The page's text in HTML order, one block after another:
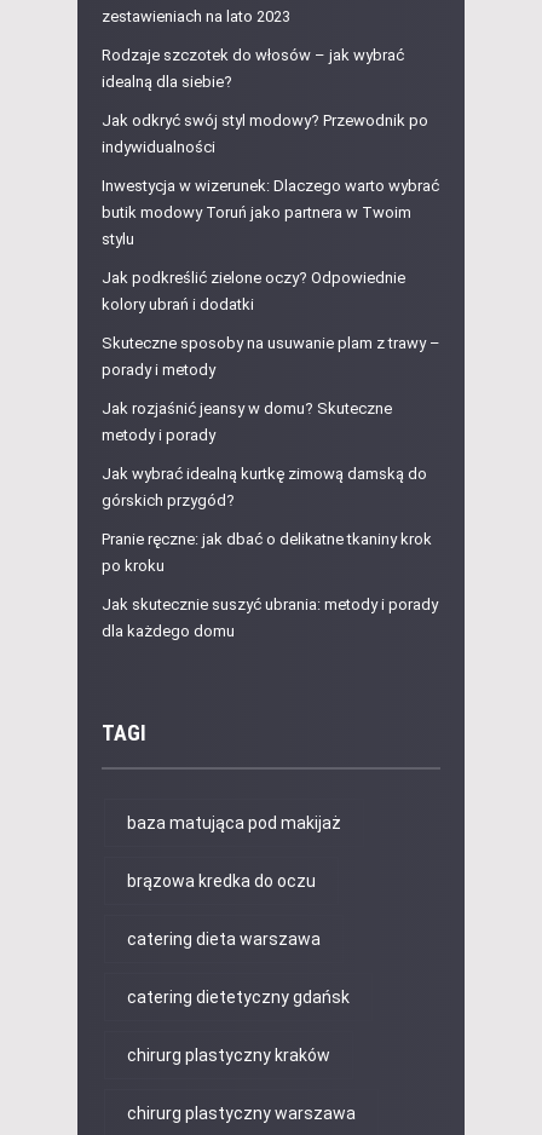
zestawieniach na lato 2023
Rodzaje szczotek do włosów – jak wybrać
idealną dla siebie?
Jak odkryć swój styl modowy? Przewodnik po
indywidualności
Inwestycja w wizerunek: Dlaczego warto wybrać
butik modowy Toruń jako partnera w Twoim
stylu
Jak podkreślić zielone oczy? Odpowiednie
kolory ubrań i dodatki
Skuteczne sposoby na usuwanie plam z trawy –
porady i metody
Jak rozjaśnić jeansy w domu? Skuteczne
metody i porady
Jak wybrać idealną kurtkę zimową damską do
górskich przygód?
Pranie ręczne: jak dbać o delikatne tkaniny krok
po kroku
Jak skutecznie suszyć ubrania: metody i porady
dla każdego domu
TAGI
baza matująca pod makijaż
brązowa kredka do oczu
catering dieta warszawa
catering dietetyczny gdańsk
chirurg plastyczny kraków
chirurg plastyczny warszawa